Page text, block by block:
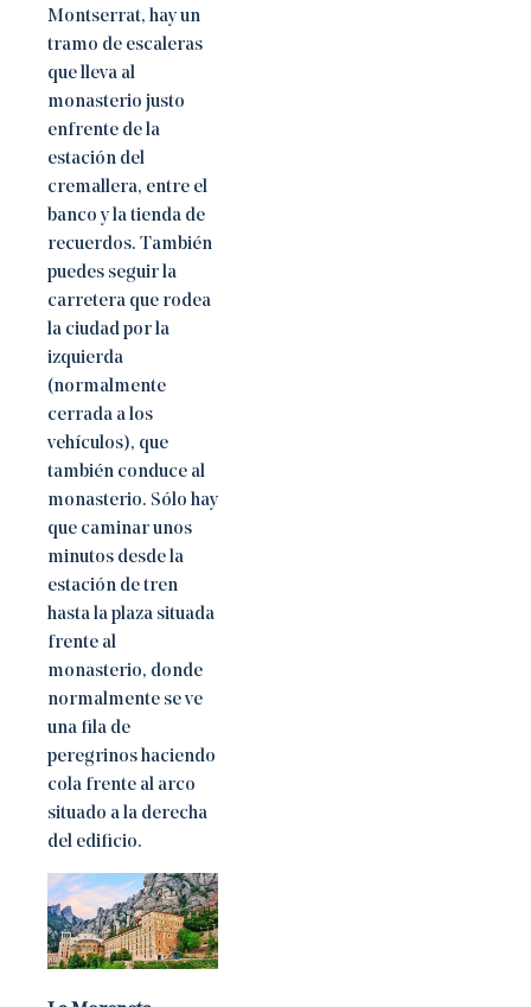
Montserrat, hay un
tramo de escaleras
que lleva al
monasterio justo
enfrente de la
estación del
cremallera, entre el
banco y la tienda de
recuerdos. También
puedes seguir la
carretera que rodea
la ciudad por la
izquierda
(normalmente
cerrada a los
vehículos), que
también conduce al
monasterio. Sólo hay
que caminar unos
minutos desde la
estación de tren
hasta la plaza situada
frente al
monasterio, donde
normalmente se ve
una fila de
peregrinos haciendo
cola frente al arco
situado a la derecha
del edificio.